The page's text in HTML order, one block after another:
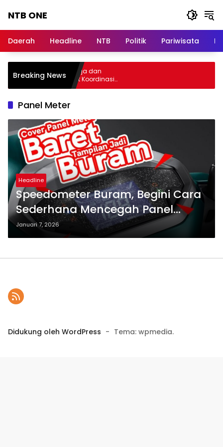
NTB ONE
dan
Lombok
Daerah Headline NTB Politik Pariwisata
Breaking News
Audiensi, Jasa Raharja dan
PANRB Perkuat Koordinasi
Kepatuhan PKB dan SWDKLLJ
Panel Meter
Headline
Speedometer Buram, Begini Cara
Sederhana Mencegah Panel
Meter Baret
Januari 7, 2026
Didukung oleh WordPress - Tema: wpmedia.